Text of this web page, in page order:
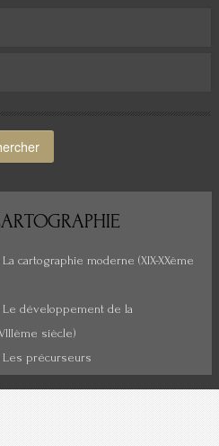
cartographie moderne (XIX-XXème
développement de la
siècle)
Les précurseurs